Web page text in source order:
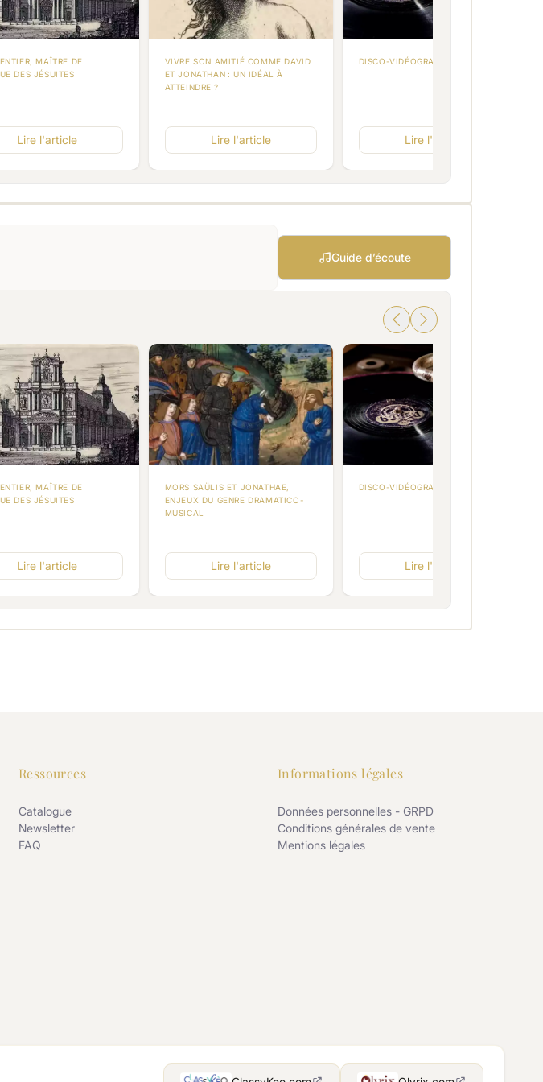
MAÎTRE DE
DES JÉSUITES
Lire l'article
VIVRE SON AMITIÉ COMME DAVID
ET JONATHAN : UN IDÉAL À
ATTEINDRE ?
Lire l'article
DISCO-VIDÉOGRAPHIE
Lire l'article
Guide d’écoute
MAÎTRE DE
DES JÉSUITES
Lire l'article
MORS SAÜLIS ET JONATHAE,
ENJEUX DU GENRE DRAMATICO-
MUSICAL
Lire l'article
DISCO-VIDÉOGRAPHIE
Lire l'article
Ressources
Catalogue
Newsletter
FAQ
Informations légales
Données personnelles - GRPD
Conditions générales de vente
Mentions légales